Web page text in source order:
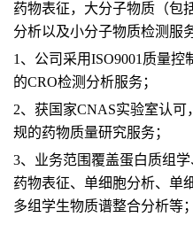
药物表征，大分子物质（包
分析以及小分子物质检测服务
1、公司采用ISO9001质量
的CRO检测分析服务；
2、获国家CNAS实验室认
规的药物质量研究服务；
3、业务范围覆盖蛋白质组
药物表征、单细胞分析、单
多组学生物质谱整合分析等；